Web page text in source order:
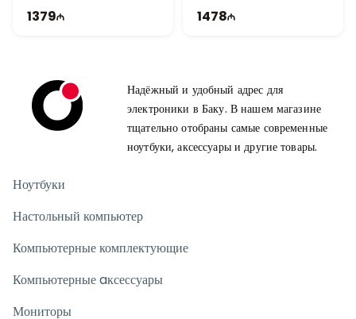
Для кого подходит Lenovo IdeaPad 1 15AMN7?
надёжный ноутбук для ежедневных задач. Практичный дизайн,
удобный экран и стабильная работа обеспечивают комфортное
использование.
1379 1478
Надёжный и удобный адрес для
электроники в Баку. В нашем магазине
тщательно отобраны самые современные
ноутбуки, аксессуары и другие товары.
Ноутбуки
Настольный компьютер
Компьютерные комплектующие
Компьютерные aксессуары
Мониторы